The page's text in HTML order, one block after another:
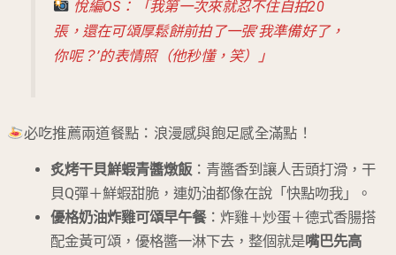
悅編OS：「我第一次來就忍不住自拍20
張，還在可頌厚鬆餅前拍了一張‘我準備好了，
你呢？’的表情照（他秒懂，笑）」
必吃推薦兩道餐點：浪漫感與飽足感全滿點！
炙烤干貝鮮蝦青醬燉飯 ：青醬香到讓人舌頭打滑，干
貝Q彈＋鮮蝦甜脆，連奶油都像在說「快點吻我」。
優格奶油炸雞可頌早午餐：炸雞＋炒蛋＋德式香腸搭
配金黃可頌，優格醬一淋下去，整個就是嘴巴先高